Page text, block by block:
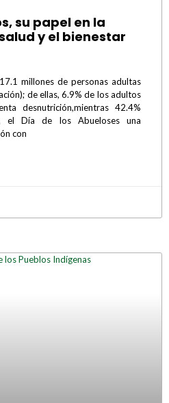
su papel en la
y el bienestar
millones de personas adultas
de ellas, 6.9% de los adultos
desnutrición,mientras 42.4%
el Día de los Abueloses una
con